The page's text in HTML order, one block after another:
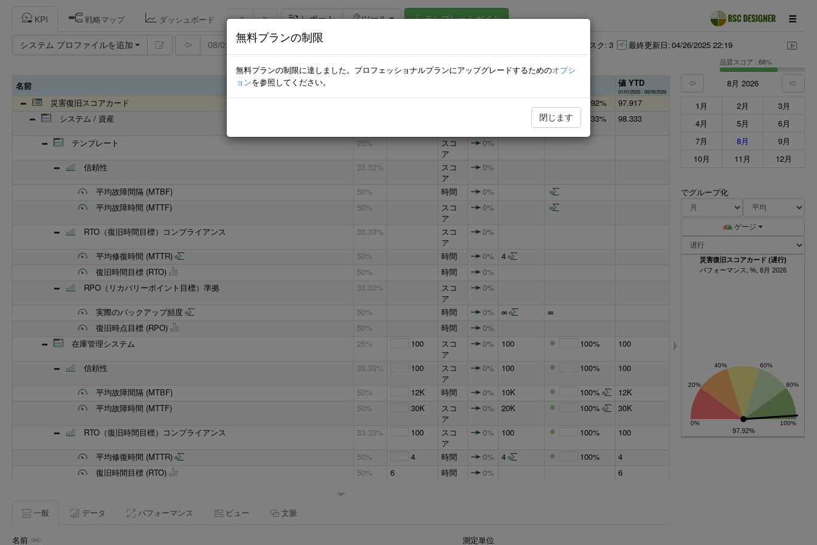
KPI 戦略マップ ダッシュボード レポート ツール テンプレートガイド
システム プロファイルを追加 08/01/2026 追加します リスク: 3 最終更新日:04/26/2025 22:19
品質スコア : 68%
名前 値 YTD
01/01/2026 - 08/08/2026
災害復旧スコアカード 97.92%
97.917
システム / 資産
98.33% 98.333
テンプレート 25%
スコ
ア
0%
信頼性 33.33%
スコ
ア
0%
平均故障間隔 (MTBF) 50% 時間
0%
平均故障時間 (MTTF)
50%
スコ
ア
0%
RTO（復旧時間目標）コンプライアンス 33.33%
スコ
ア
0%
平均修復時間 (MTTR) 50% 時間 0%
4
復旧時間目標 (RTO)
50% 時間
0%
RPO（リカバリーポイント目標）準拠
33.33%
スコ
ア
0%
実際のバックアップ頻度 50% 時間 0% ∞
∞
復旧時点目標 (RPO)
50% 時間
0%
在庫管理システム
25% 100
スコ
ア
0% 100 100% 100
信頼性 33.33% 100
スコ
ア
0% 100 100% 100
平均故障間隔 (MTBF) 50% 12K 時間 0% 10K 100%
12K
平均故障時間 (MTTF)
50% 30K
スコ
ア
0% 20K 100% 30K
RTO（復旧時間目標）コンプライアンス 33.33% 100
スコ
ア
0% 100 100% 100
平均修復時間 (MTTR) 50% 4 時間 0% 4 100%
4
復旧時間目標 (RTO)
50% 6 時間 0%
6
実際のバックアップ頻度
一般 データ パフォーマンス ビュー 文脈
名前 測定単位
8月 2026
1月
2月
3月
4月
5月
6月
7月
8月
9月
10月
11月 12月
でグループ化
ゲージ
災害復旧スコアカード (遅行)
パフォーマンス, %, 8月 2026
97.92%
無料プランの制限
無料プランの制限に達しました。プロフェッショナルプランにアップグレードするためのオプシ
ョンを参照してください。
閉じます